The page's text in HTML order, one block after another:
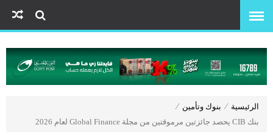
الرئيسية ⁄ بنوك وتأمين ⁄
بنك CIB يحصد جائزتين مرموقتين من مجلة Global Finance لعام 2026